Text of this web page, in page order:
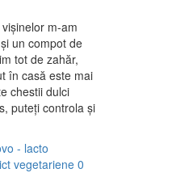
m-am
un compot de
tot de zahăr,
în casă este mai
chestii dulci
puteți controla și
- lacto
vegetariene 0